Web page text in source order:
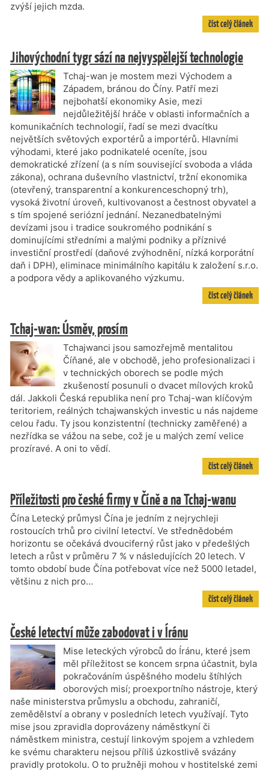
zvýší jejich mzda.
číst celý článek
Jihovýchodní tygr sází na nejvyspělejší technologie
Tchaj-wan je mostem mezi Východem a
Západem, bránou do Číny. Patří mezi
nejbohatší ekonomiky Asie, mezi
nejdůležitější hráče v oblasti informačních a
komunikačních technologií, řadí se mezi dvacítku
největších světových exportérů a importérů. Hlavními
výhodami, které jako podnikatelé oceníte, jsou
demokratické zřízení (a s ním související svoboda a vláda
zákona), ochrana duševního vlastnictví, tržní ekonomika
(otevřený, transparentní a konkurenceschopný trh),
vysoká životní úroveň, kultivovanost a čestnost obyvatel a
s tím spojené seriózní jednání. Nezanedbatelnými
devízami jsou i tradice soukromého podnikání s
dominujícími středními a malými podniky a příznivé
investiční prostředí (daňové zvýhodnění, nízká korporátní
daň i DPH), eliminace minimálního kapitálu k založení s.r.o.
a podpora vědy a aplikovaného výzkumu.
číst celý článek
Tchaj-wan: Úsměv, prosím
Tchajwanci jsou samozřejmě mentalitou
Číňané, ale v obchodě, jeho profesionalizaci i
v technických oborech se podle mých
zkušeností posunuli o dvacet mílových kroků
dál. Jakkoli Česká republika není pro Tchaj-wan klíčovým
teritoriem, reálných tchajwanských investic u nás najdeme
celou řadu. Ty jsou konzistentní (technicky zaměřené) a
nezřídka se vážou na sebe, což je u malých zemí velice
prozíravé. A oni to vědí.
číst celý článek
Příležitosti pro české firmy v Číně a na Tchaj-wanu
Čína Letecký průmysl Čína je jedním z nejrychleji
rostoucích trhů pro civilní letectví. Ve střednědobém
horizontu se očekává dvouciferný růst jako v předešlých
letech a růst v průměru 7 % v následujících 20 letech. V
tomto období bude Čína potřebovat více než 5000 letadel,
většinu z nich pro…
číst celý článek
České letectví může zabodovat i v Íránu
Mise leteckých výrobců do Íránu, které jsem
měl příležitost se koncem srpna účastnit, byla
pokračováním úspěšného modelu štíhlých
oborových misí; proexportního nástroje, který
naše ministerstva průmyslu a obchodu, zahraničí,
zemědělství a obrany v posledních letech využívají. Tyto
mise jsou zpravidla doprovázeny náměstkyní či
náměstkem ministra, cestují linkovým spojem a vzhledem
ke svému charakteru nejsou příliš úzkostlivě svázány
pravidly protokolu. O to pružněji mohou v hostitelské zemi